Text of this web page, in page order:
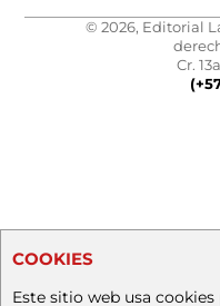
© 2026, Editorial
Cr.
COOKIES
Este sitio web usa